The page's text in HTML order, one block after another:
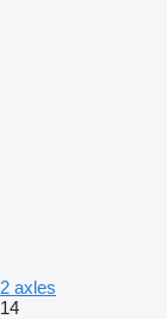
2 axles
14